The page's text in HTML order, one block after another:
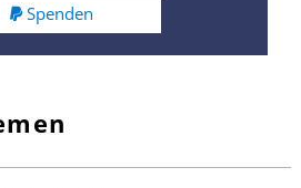
Spenden